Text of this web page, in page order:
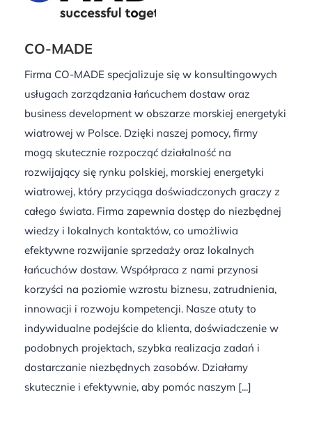
CO-MADE
Firma CO-MADE specjalizuje się w konsultingowych
usługach zarządzania łańcuchem dostaw oraz
business development w obszarze morskiej energetyki
wiatrowej w Polsce. Dzięki naszej pomocy, firmy
mogą skutecznie rozpocząć działalność na
rozwijający się rynku polskiej, morskiej energetyki
wiatrowej, który przyciąga doświadczonych graczy z
całego świata. Firma zapewnia dostęp do niezbędnej
wiedzy i lokalnych kontaktów, co umożliwia
efektywne rozwijanie sprzedaży oraz lokalnych
łańcuchów dostaw. Współpraca z nami przynosi
korzyści na poziomie wzrostu biznesu, zatrudnienia,
innowacji i rozwoju kompetencji. Nasze atuty to
indywidualne podejście do klienta, doświadczenie w
podobnych projektach, szybka realizacja zadań i
dostarczanie niezbędnych zasobów. Działamy
skutecznie i efektywnie, aby pomóc naszym [...]